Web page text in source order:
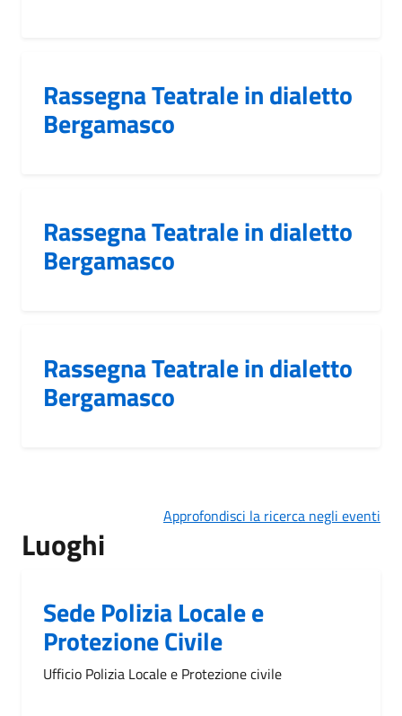
Rassegna Teatrale in dialetto
Bergamasco
Rassegna Teatrale in dialetto
Bergamasco
Rassegna Teatrale in dialetto
Bergamasco
Approfondisci la ricerca negli eventi
Luoghi
Sede Polizia Locale e
Protezione Civile
Ufficio Polizia Locale e Protezione civile